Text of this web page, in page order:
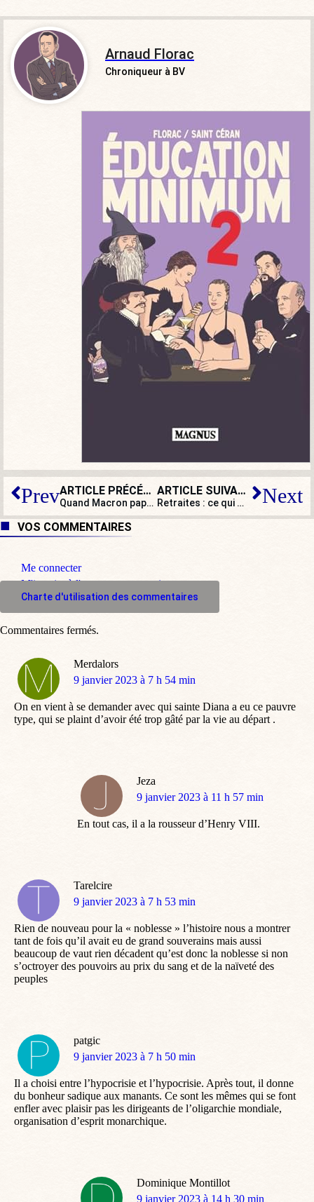
Arnaud Florac
Chroniqueur à BV
Prev ARTICLE PRÉCÉDENT
Quand Macron papote aux « rencontres du Papotin »
ARTICLE SUIVANT
Retraites : ce qui manque au mondialiste Macron pour demander des efforts aux Français Next
VOS COMMENTAIRES
Me connecter
M'inscrire à l'espace commentaire
Charte d'utilisation des commentaires
Merdalors
dit
9 janvier 2023 à 7 h 54 min
On en vient à se demander avec qui sainte Diana a eu ce pauvre
type, qui se plaint d’avoir été trop gâté par la vie au départ .
Jeza
dit
9 janvier 2023 à 11 h 57 min
En tout cas, il a la rousseur d’Henry VIII.
Tarelcire
dit
9 janvier 2023 à 7 h 53 min
Rien de nouveau pour la « noblesse » l’histoire nous a montrer
tant de fois qu’il avait eu de grand souverains mais aussi
beaucoup de vaut rien décadent qu’est donc la noblesse si non
s’octroyer des pouvoirs au prix du sang et de la naïveté des
peuples
patgic
dit
9 janvier 2023 à 7 h 50 min
Il a choisi entre l’hypocrisie et l’hypocrisie. Après tout, il donne
du bonheur sadique aux manants. Ce sont les mêmes qui se font
enfler avec plaisir pas les dirigeants de l’oligarchie mondiale,
organisation d’esprit monarchique.
Dominique Montillot
dit
9 janvier 2023 à 14 h 30 min
Commentaires fermés.